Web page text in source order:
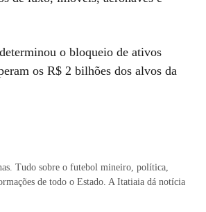
o bloqueio de ativos
os R$ 2 bilhões dos alvos da
Tudo sobre o futebol mineiro, política,
de todo o Estado. A Itatiaia dá notícia